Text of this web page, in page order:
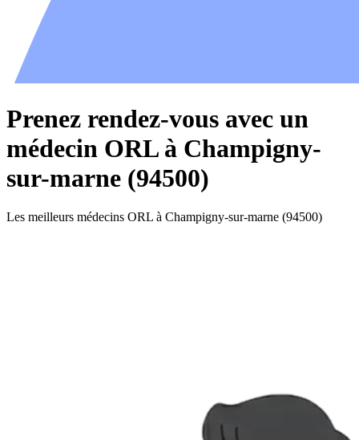
Prenez rendez-vous avec un
médecin ORL à Champigny-
sur-marne (94500)
Les meilleurs médecins ORL à Champigny-sur-marne (94500)